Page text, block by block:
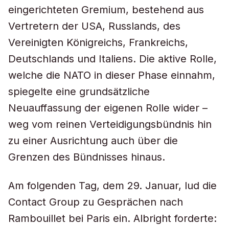
eingerichteten Gremium, bestehend aus
Vertretern der USA, Russlands, des
Vereinigten Königreichs, Frankreichs,
Deutschlands und Italiens. Die aktive Rolle,
welche die NATO in dieser Phase einnahm,
spiegelte eine grundsätzliche
Neuauffassung der eigenen Rolle wider –
weg vom reinen Verteidigungsbündnis hin
zu einer Ausrichtung auch über die
Grenzen des Bündnisses hinaus.
Am folgenden Tag, dem 29. Januar, lud die
Contact Group zu Gesprächen nach
Rambouillet bei Paris ein. Albright forderte: